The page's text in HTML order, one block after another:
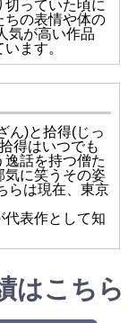
っていた頃に
ちの表情や体の
気が高い作品
ます。
ん)と拾得(じっ
得はいつでも
話を持つ僧た
気に笑うその姿
らは現在、東京
代表作として知
はこちら